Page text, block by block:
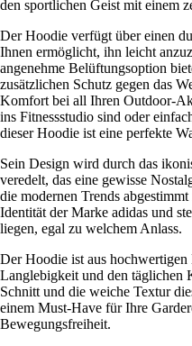
den sportlichen Geist mit einem
Der Hoodie verfügt über einen
Ihnen ermöglicht, ihn leicht
angenehme Belüftungsoption
zusätzlichen Schutz gegen das
Komfort bei all Ihren Outdoor-
ins Fitnessstudio sind oder
dieser Hoodie ist eine perfekte
Sein Design wird durch das
veredelt, das eine gewisse
die modernen Trends
Identität der Marke adidas und
liegen, egal zu welchem Anlass.
Der Hoodie ist aus
Langlebigkeit und den täglichen
Schnitt und die weiche Textur
einem Must-Have für Ihre
Bewegungsfreiheit.